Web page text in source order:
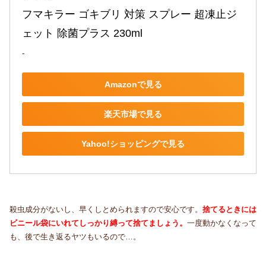
フマキラー ゴキブリ 対策 スプレー 超凍止ジ
ェット 除菌プラス 230ml
-
Amazonで見る
楽天市場で見る
Yahoo!ショッピングで見る
殺虫成分がないし、早くしとめられますので安心です。 捨てるときには
ビニール袋にいれてしっかり縛って捨てましょう。 一度動かなくなって
も、後で生き返るヤツもいるので…。